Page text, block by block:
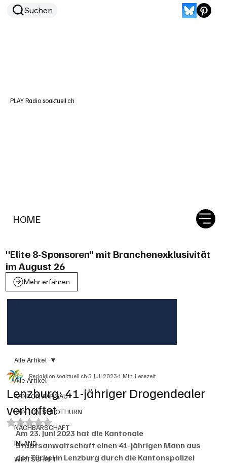
HOME
Suchen
PLAY Radio soaktuell.ch
"Elite 8-Sponsoren" mit Branchenexklusivität
im August 26
Mehr erfahren
Alle Artikel
KANTON AARGAU
KANTON SOLOTHURN
NACHBARSCHAFT
INLAND
WIRTSCHAFT
Alle Artikel
Lenzburg: 41-jähriger Drogendealer
verhaftet
Redaktion soaktuell.ch5. Juli 20231 Min. Lesezeit
Mit NaN von 5 Sternen bewertet.
Am 23. Juni 2023 hat die Kantonale
Staatsanwaltschaft einen 41-jährigen Mann aus
der Türkei in Lenzburg durch die Kantonspolizei